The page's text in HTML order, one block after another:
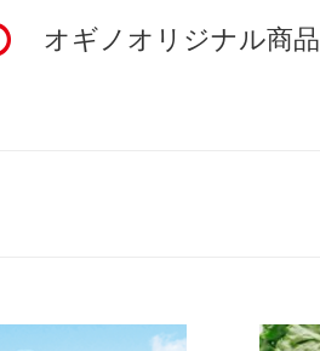
オギノオリジナル商品